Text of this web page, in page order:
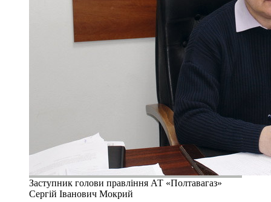
Заступник голови правління АТ «Полтавагаз»
Сергій Іванович Мокрий